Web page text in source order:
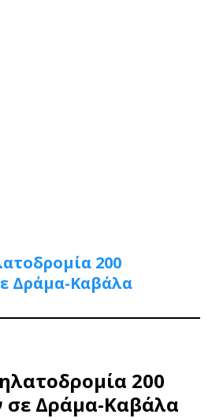
200
Δράμα-Καβάλα
200
σε Δράμα-Καβάλα